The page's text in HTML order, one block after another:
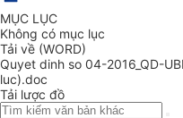
MỤC LỤC
Không có mục lục
Tải về (WORD)
Quyet dinh so 04-2016_QD-
luc).doc
Tải lược đồ